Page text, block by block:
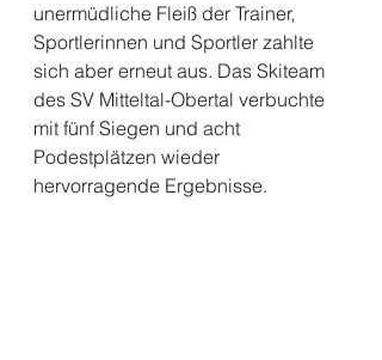
unermüdliche Fleiß der Trainer,
Sportlerinnen und Sportler zahlte
sich aber erneut aus. Das Skiteam
des SV Mitteltal-Obertal verbuchte
mit fünf Siegen und acht
Podestplätzen wieder
hervorragende Ergebnisse.